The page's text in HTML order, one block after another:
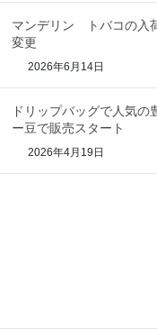
マンデリン トバコの入
変更
2026年6月14日
ドリップバッグで人気の
ー豆で販売スタート
2026年4月19日